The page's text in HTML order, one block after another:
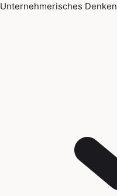
Unternehmerisches Denken